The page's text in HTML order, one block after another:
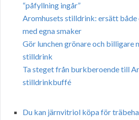
“påfyllning ingår”
Aromhusets stilldrink: ersätt både
med egna smaker
Gör lunchen grönare och billigare
stilldrink
Ta steget från burkberoende till
stilldrinkbuffé
Du kan järnvitriol köpa för